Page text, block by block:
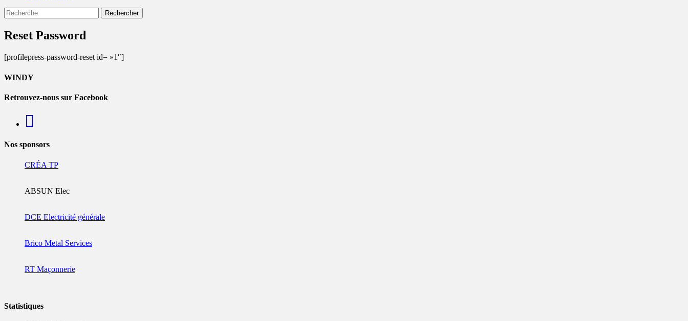
Recherche
Rechercher :
Reset Password
[profilepress-password-reset id= »1″]
WINDY
Retrouvez-nous sur Facebook
Nos sponsors
CRÉA TP
ABSUN Elec
DCE Electricité générale
Brico Metal Services
RT Maçonnerie
Statistiques